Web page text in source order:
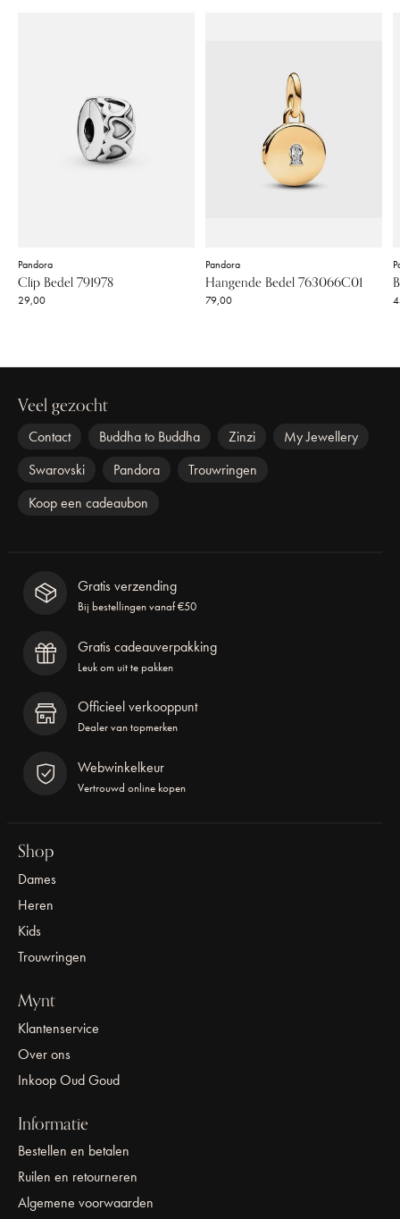
Pandora
Clip Bedel 791978
29,00
Pandora
Hangende Bedel 763066C01
79,00
Veel gezocht
Contact Buddha to Buddha Zinzi
My Jewellery
Swarovski
Pandora
Trouwringen
Koop een cadeaubon
Gratis verzending
Bij bestellingen vanaf €50
Gratis cadeauverpakking
Leuk om uit te pakken
Officieel verkooppunt
Dealer van topmerken
Webwinkelkeur
Vertrouwd online kopen
Shop
Dames
Heren
Kids
Trouwringen
Mynt
Klantenservice
Over ons
Inkoop Oud Goud
Informatie
Bestellen en betalen
Ruilen en retourneren
Algemene voorwaarden